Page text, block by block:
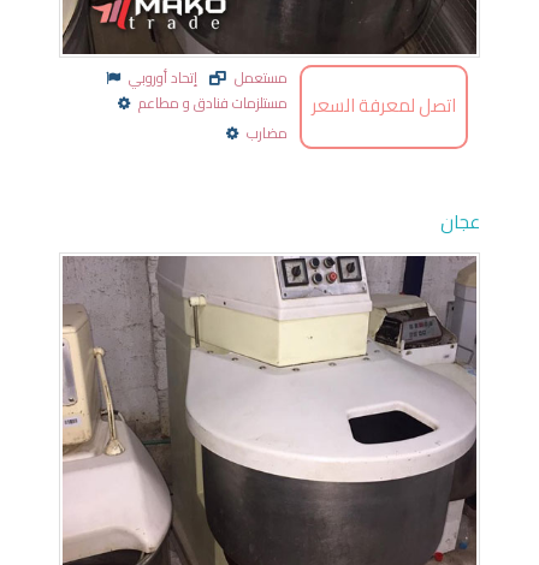
اتصل لمعرفة السعر
مستعمل
إتحاد أوروبي
مستلزمات فنادق و مطاعم
مضارب
عجان